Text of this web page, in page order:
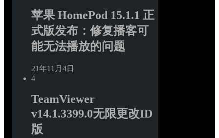
苹果 HomePod 15.1.1 正
式版发布：修复播客可
能无法播放的问题
21年11月4日
4
TeamViewer
v14.1.3399.0无限更改ID
版